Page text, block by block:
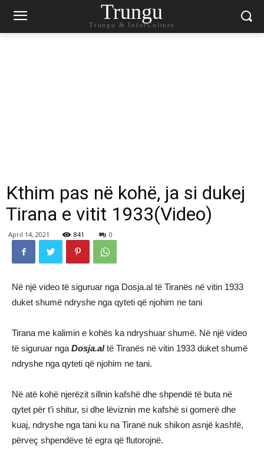
Trungu
Trungu & InforCulture
Kthim pas në kohë, ja si dukej
Tirana e vitit 1933(Video)
April 14, 2021 841 0
Në një video të siguruar nga Dosja.al të Tiranës në vitin 1933
duket shumë ndryshe nga qyteti që njohim ne tani
Tirana me kalimin e kohës ka ndryshuar shumë. Në një video
të siguruar nga Dosja.altë Tiranës në vitin 1933 duket shumë
ndryshe nga qyteti që njohim ne tani.
Në atë kohë njerëzit sillnin kafshë dhe shpendë të buta në
qytet për t’i shitur, si dhe lëviznin me kafshë si gomerë dhe
kuaj, ndryshe nga tani ku na Tiranë nuk shikon asnjë kashfë,
përveç shpendëve të egra që flutorojnë.